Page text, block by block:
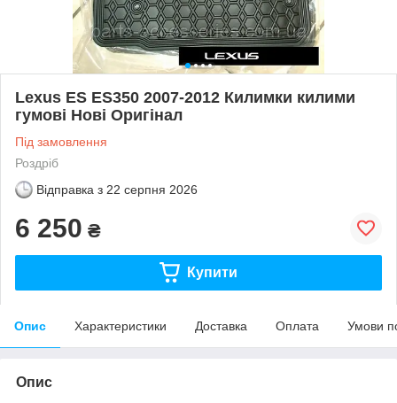
Lexus ES ES350 2007-2012 Килимки килими
гумові Нові Оригінал
Під замовлення
Роздріб
Відправка з 22 серпня 2026
6 250 ₴
Купити
Опис Характеристики Доставка Оплата Умови
Опис